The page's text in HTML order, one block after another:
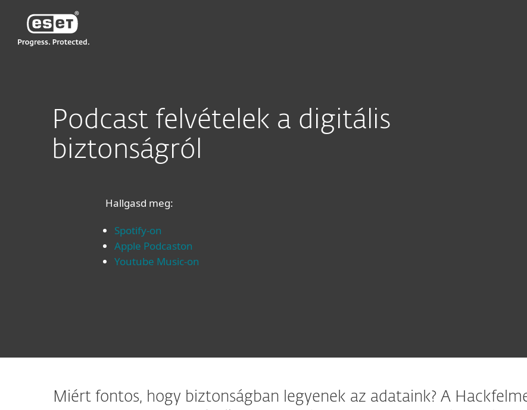
Podcast felvételek a digitális
biztonságról
Hallgasd meg:
Spotify-on
Apple Podcaston
Youtube Music-on
Miért fontos, hogy biztonságban legyenek az adataink? A
HU Digitális biztonság
ESET